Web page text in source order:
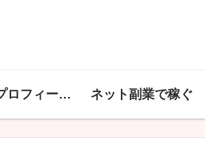
自己紹介：プロフィール！ ネット副業で稼ぐ